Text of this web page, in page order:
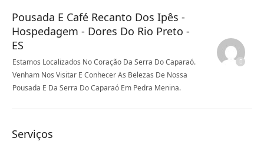
Pousada E Café Recanto Dos Ipês -
Hospedagem - Dores Do Rio Preto -
ES
Estamos Localizados No Coração Da Serra Do Caparaó.
Venham Nos Visitar E Conhecer As Belezas De Nossa
Pousada E Da Serra Do Caparaó Em Pedra Menina.
Serviços